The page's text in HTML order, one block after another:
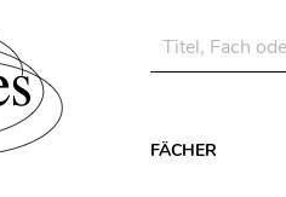
FÄCHER